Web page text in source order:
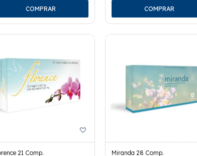
21 Comp. Miranda 28 Comp.